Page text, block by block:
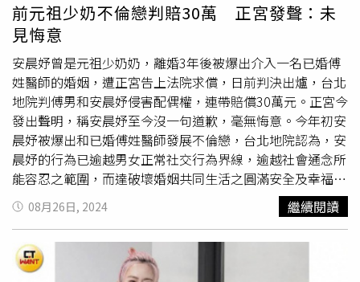
前元祖少奶不倫戀判賠30萬 正宮發聲：未
見悔意
安晨妤曾是元祖少奶奶，離婚3年後被爆出介入一名已婚傅
姓醫師的婚姻，遭正宮告上法院求償，日前判決出爐，台北
地院判傅男和安晨妤侵害配偶權，連帶賠償30萬元。正宮今
發出聲明，稱安晨妤至今沒一句道歉，毫無悔意。今年初安
晨妤被爆出和已婚傅姓醫師發展不倫戀，台北地院認為，安
晨妤的行為已逾越男女正常社交行為界線，逾越社會通念所
能容忍之範圍，而達破壞婚姻共同生活之圓滿安全及幸福，
且從LINE的對話紀錄、語音訊息、電子郵件、臉書貼文等
證據，已知安晨妤對傅男有好感。正宮
女士今發律師
聲明：一、安晨妤女士插足本人婚姻、破壞本人家庭等情，
業經司法判決昭明真相，事證亦於判決書上一一指明。對於
安晨妤女士無視司法資源有限，不斷以對於本人提起刑事告
08月26日, 2024 繼續閱讀